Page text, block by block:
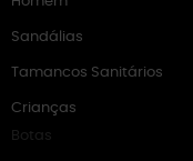
Sandálias
Tamancos Sanitários
Crianças
Botas